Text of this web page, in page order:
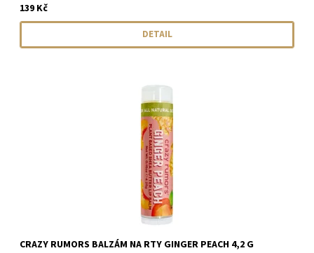
139 Kč
DETAIL
CRAZY RUMORS BALZÁM NA RTY GINGER PEACH 4,2 G